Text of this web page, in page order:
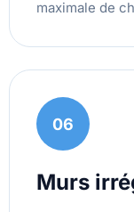
maximale de
06
Murs